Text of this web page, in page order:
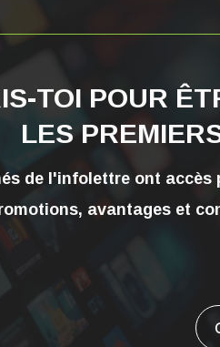
TOI POUR
LES
de l'infolettre ont accès
avantages et